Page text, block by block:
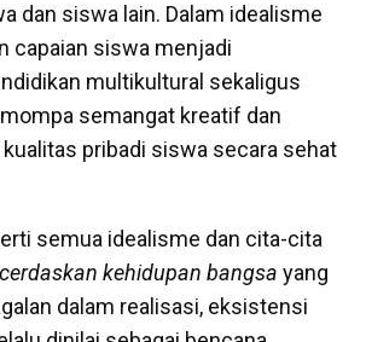
dan siswa lain. Dalam idealisme
capaian siswa menjadi
multikultural sekaligus
semangat kreatif dan
pribadi siswa secara sehat
semua idealisme dan cita-cita
kehidupan bangsa yang
dalam realisasi, eksistensi